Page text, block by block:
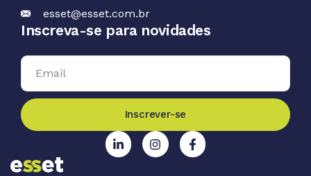
esset@esset.com.br
Inscreva-se para novidades
Inscrever-se